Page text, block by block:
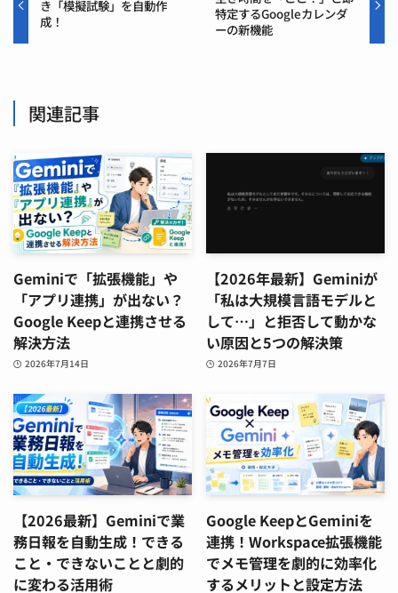
き「模擬試験」を自動作
成！
特定するGoogleカレンダ
ーの新機能
関連記事
Geminiで「拡張機能」や
「アプリ連携」が出ない？
Google Keepと連携させる
解決方法
2026年7月14日
【2026年最新】Geminiが
「私は大規模言語モデルと
して…」と拒否して動かな
い原因と5つの解決策
2026年7月7日
【2026最新】Geminiで業
務日報を自動生成！できる
こと・できないことと劇的
に変わる活用術
Google KeepとGeminiを
連携！Workspace拡張機能
でメモ管理を劇的に効率化
するメリットと設定方法